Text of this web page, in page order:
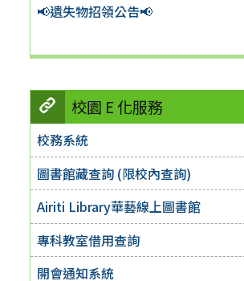
📢遺失物招領公告📢
校園 E 化服務
校務系統
圖書館藏查詢 (限校內查詢)
Airiti Library華藝線上圖書館
專科教室借用查詢
開會通知系統